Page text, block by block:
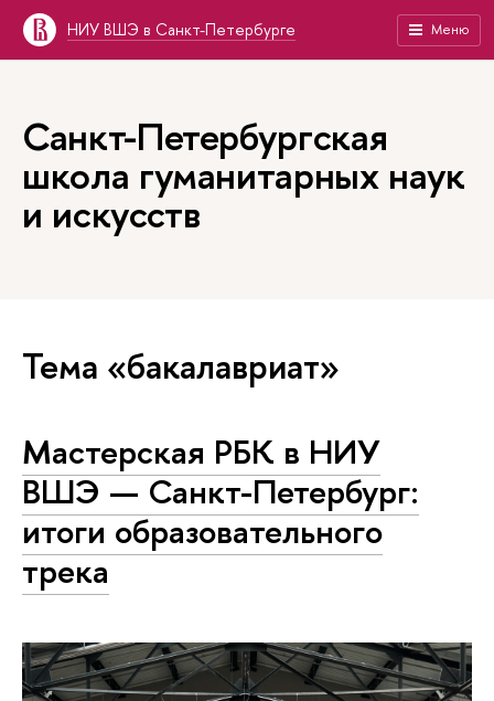
НИУ ВШЭ в Санкт-Петербурге Меню
Санкт-Петербургская
школа гуманитарных наук
и искусств
Тема «бакалавриат»
Мастерская РБК в НИУ
ВШЭ — Санкт-Петербург:
итоги образовательного
трека